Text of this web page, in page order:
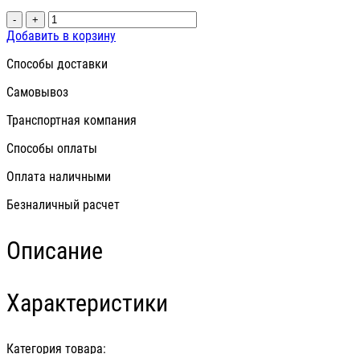
- +
Добавить в корзину
Способы доставки
Самовывоз
Транспортная компания
Способы оплаты
Оплата наличными
Безналичный расчет
Описание
Характеристики
Категория товара: